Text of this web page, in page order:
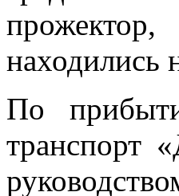
находились
По
транспорт